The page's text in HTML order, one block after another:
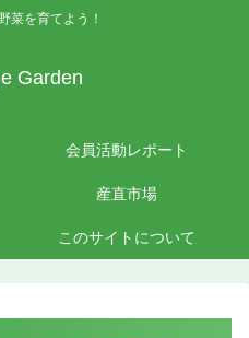
菜を育てよう！
Garden
会員活動レポート
産直市場
このサイトについて